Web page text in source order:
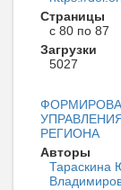
Страницы
с 80 по 87
Загрузки
5027
РЕГИОНА
Авторы
Тараскина